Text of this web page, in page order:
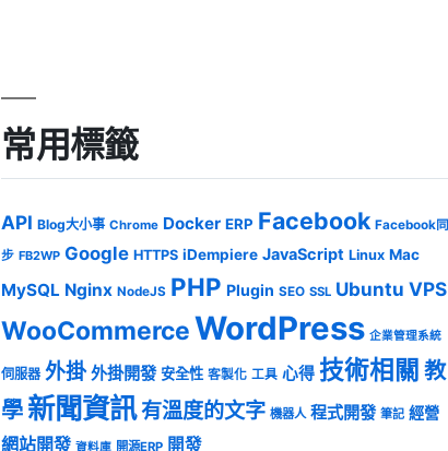
常用標籤
API Blog大小事 Chrome Docker ERP Facebook Facebook同
步 FB2WP Google HTTPS iDempiere JavaScript Linux Mac
MySQL Nginx NodeJS PHP Plugin SEO SSL Ubuntu VPS
WooCommerceWordPress 企業管理系統
伺服器 外掛 外掛開發 安全性 客製化 工具 心得 技術相關 教
學 新聞資訊有溫度的文字 機器人 程式開發 筆記 經營
網站開發 資料庫 開源ERP 開發